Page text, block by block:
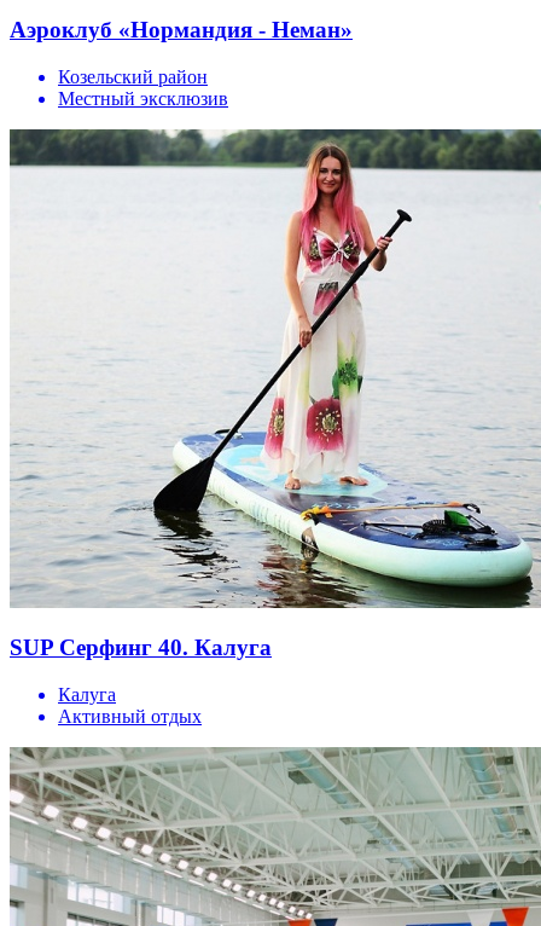
Аэроклуб «Нормандия - Неман»
Козельский район
Местный эксклюзив
SUP Cерфинг 40. Калуга
Калуга
Активный отдых